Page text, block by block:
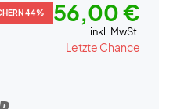
44% 56,00 €
inkl. MwSt.
Letzte Chance